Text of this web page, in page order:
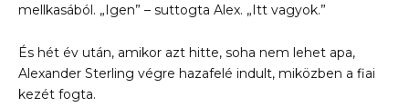
mellkasából. „Igen” – suttogta Alex. „Itt vagyok.”
És hét év után, amikor azt hitte, soha nem lehet apa,
Alexander Sterling végre hazafelé indult, miközben a fiai
kezét fogta.